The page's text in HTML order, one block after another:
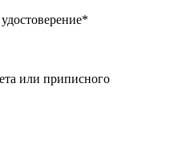
или приписного